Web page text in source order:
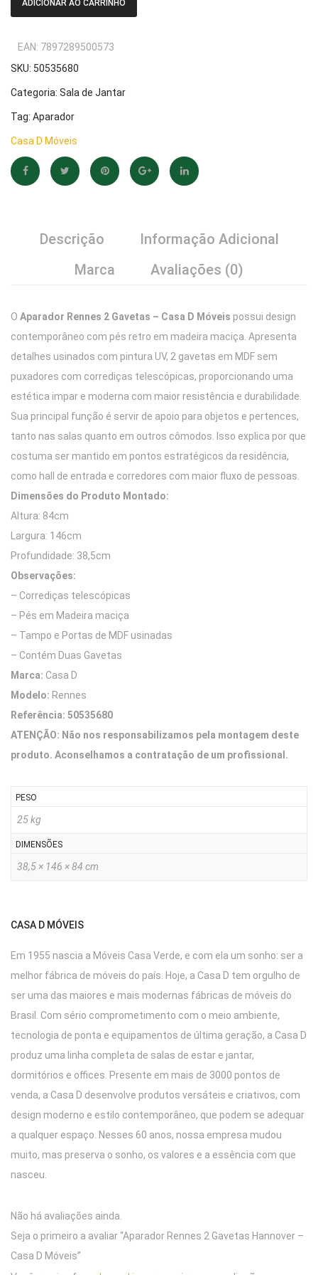
ADICIONAR AO CARRINHO
SKU: 50535680
Categoria: Sala de Jantar
Tag: Aparador
Casa D Móveis
EAN: 7897289500573
Descrição
Informação Adicional
Marca
Avaliações (0)
O Aparador Rennes 2 Gavetas – Casa D Móveis possui design
contemporâneo com pés retro em madeira maciça. Apresenta
detalhes usinados com pintura UV, 2 gavetas em MDF sem
puxadores com corrediças telescópicas, proporcionando uma
estética impar e moderna com maior resistência e durabilidade.
Sua principal função é servir de apoio para objetos e pertences,
tanto nas salas quanto em outros cômodos. Isso explica por que
costuma ser mantido em pontos estratégicos da residência,
como hall de entrada e corredores com maior fluxo de pessoas.
Dimensões do Produto Montado:
Altura: 84cm
Largura: 146cm
Profundidade: 38,5cm
Observações:
– Corrediças telescópicas
– Pés em Madeira maciça
– Tampo e Portas de MDF usinadas
– Contém Duas Gavetas
Marca: Casa D
Modelo: Rennes
Referência: 50535680
ATENÇÃO: Não nos responsabilizamos pela montagem deste
produto. Aconselhamos a contratação de um profissional.
PESO
25 kg
DIMENSÕES
38,5 × 146 × 84 cm
CASA D MÓVEIS
Em 1955 nascia a Móveis Casa Verde, e com ela um sonho: ser a
melhor fábrica de móveis do país. Hoje, a Casa D tem orgulho de
ser uma das maiores e mais modernas fábricas de móveis do
Brasil. Com sério comprometimento com o meio ambiente,
tecnologia de ponta e equipamentos de última geração, a Casa D
produz uma linha completa de salas de estar e jantar,
dormitórios e offices. Presente em mais de 3000 pontos de
venda, a Casa D desenvolve produtos versáteis e criativos, com
design moderno e estilo contemporâneo, que podem se adequar
a qualquer espaço. Nesses 60 anos, nossa empresa mudou
muito, mas preserva o sonho, os valores e a essência com que
nasceu.
Não há avaliações ainda.
Seja o primeiro a avaliar “Aparador Rennes 2 Gavetas Hannover –
Casa D Móveis”